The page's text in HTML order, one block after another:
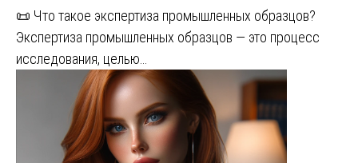
📜 Что такое экспертиза промышленных образцов?
Экспертиза промышленных образцов — это процесс
исследования, целью…